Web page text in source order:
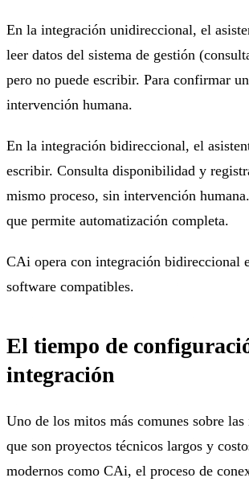
En la integración unidireccional, el
leer datos del sistema de gestión
pero no puede escribir. Para confirmar
intervención humana.
En la integración bidireccional, el
escribir. Consulta disponibilidad y
mismo proceso, sin intervención
que permite automatización completa.
CAi opera con integración bidireccional
software compatibles.
El tiempo de
integración
Uno de los mitos más comunes sobre las
que son proyectos técnicos largos y
modernos como CAi, el proceso de